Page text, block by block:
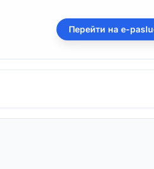
Перейти на e-